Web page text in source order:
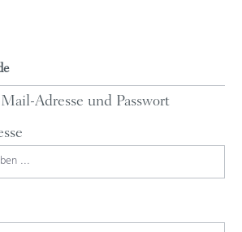
Adresse und Passwort